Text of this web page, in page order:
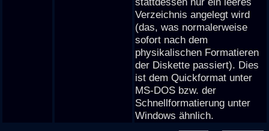
Verzeichnis angelegt wird
(das, was normalerweise
sofort nach dem
physikalischen Formatieren
der Diskette passiert). Dies
ist dem Quickformat unter
MS-DOS bzw. der
Schnellformatierung unter
Windows ähnlich.